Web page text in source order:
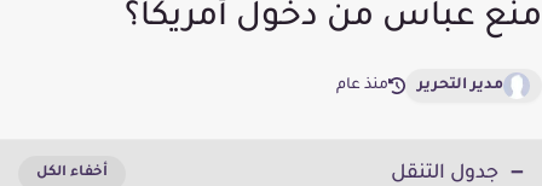
منع عباس من دخول أمريكا؟
مدير التحرير منذ عام
جدول التنقل